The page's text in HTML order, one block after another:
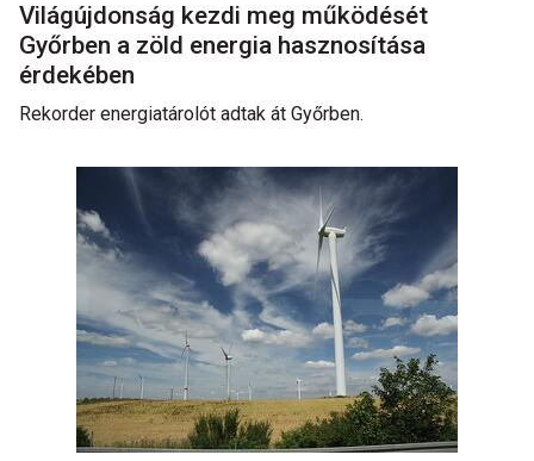
Világújdonság kezdi meg működését
Győrben a zöld energia hasznosítása
érdekében
Rekorder energiatárolót adtak át Győrben.